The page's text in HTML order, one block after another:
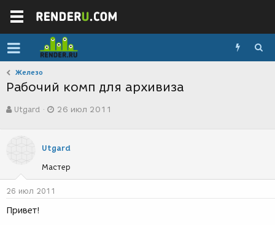
Железо
Рабочий комп для архивиза
в
м
ы
Utgard
а
с
з
д
26 июл 2011
Utgard
Мастер
26 июл 2011
Привет!